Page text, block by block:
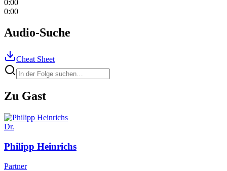
0:00
0:00
Audio-Suche
Cheat Sheet
Zu Gast
Dr.
Philipp Heinrichs
Partner